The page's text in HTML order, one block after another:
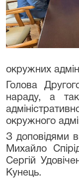
окружних
Голова
нараду, а
окружного
З доповідями
Михайло
Сергій
Кунець.